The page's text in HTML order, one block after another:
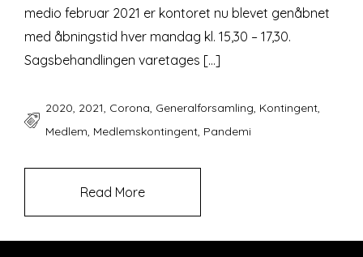
medio februar 2021 er kontoret nu blevet genåbnet
med åbningstid hver mandag kl. 15,30 – 17,30.
Sagsbehandlingen varetages […]
2020, 2021, Corona, Generalforsamling, Kontingent,
Medlem, Medlemskontingent, Pandemi
Read More